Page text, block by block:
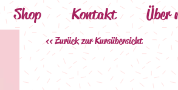
Shop Kontakt Über
<< Zurück zur Kursübersicht